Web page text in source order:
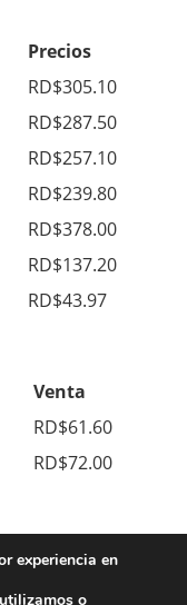
Precios
RD$305.10
RD$287.50
RD$257.10
RD$239.80
RD$378.00
RD$137.20
RD$43.97
Venta
RD$61.60
RD$72.00
experiencia en
o